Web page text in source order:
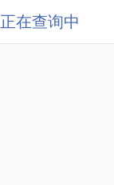
正在查询中